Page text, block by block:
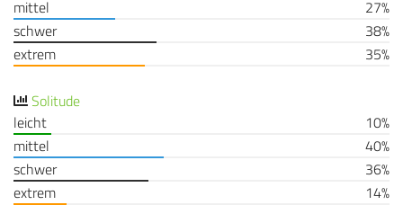
mittel
27%
schwer
38%
extrem
35%
Solitude
leicht
10%
mittel
40%
schwer
36%
extrem
14%